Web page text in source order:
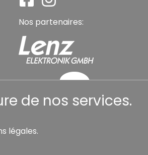
Nos partenaires:
de nos services.
légales.